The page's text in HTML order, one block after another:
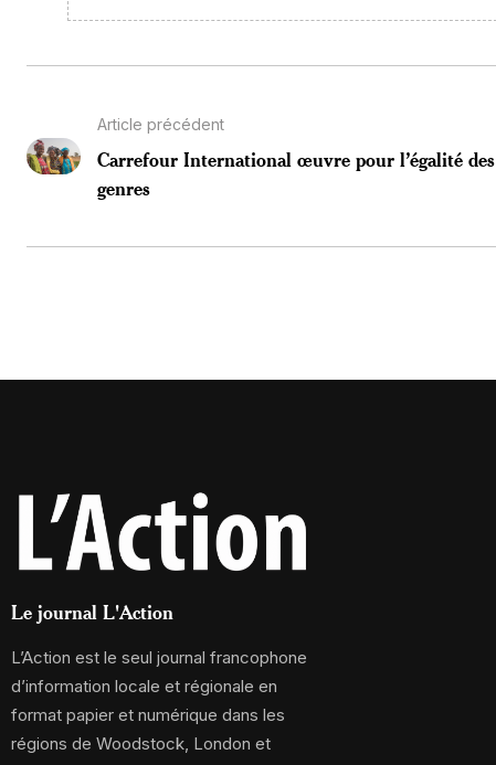
Article précédent
Carrefour International œuvre pour l’égalité des
genres
Le journal L'Action
L’Action est le seul journal francophone
d’information locale et régionale en
format papier et numérique dans les
régions de Woodstock, London et